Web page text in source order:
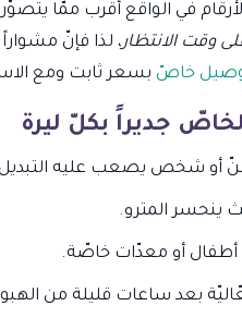
في الواقع أقرب ممّا
وقت الانتظار، لذا فإنّ
خاصّ بسعر ثابت ومع
جديراً بكلّ ليرة
أو شخص يصعب عليه التبديل
أطفال أو معدّات خاصّة.
بعد ساعات قليلة من